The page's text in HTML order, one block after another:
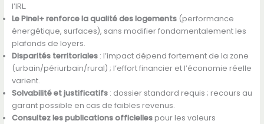
l’IRL.
Le Pinel+ renforce la qualité des logements(performance
énergétique, surfaces), sans modifier fondamentalement les
plafonds de loyers.
Disparités territoriales: l’impact dépend fortement de la zone
(urbain/périurbain/rural) ; l’effort financier et l’économie réelle
varient.
Solvabilité et justificatifs: dossier standard requis ; recours au
garant possible en cas de faibles revenus.
Consultez les publications officiellespour les valeurs